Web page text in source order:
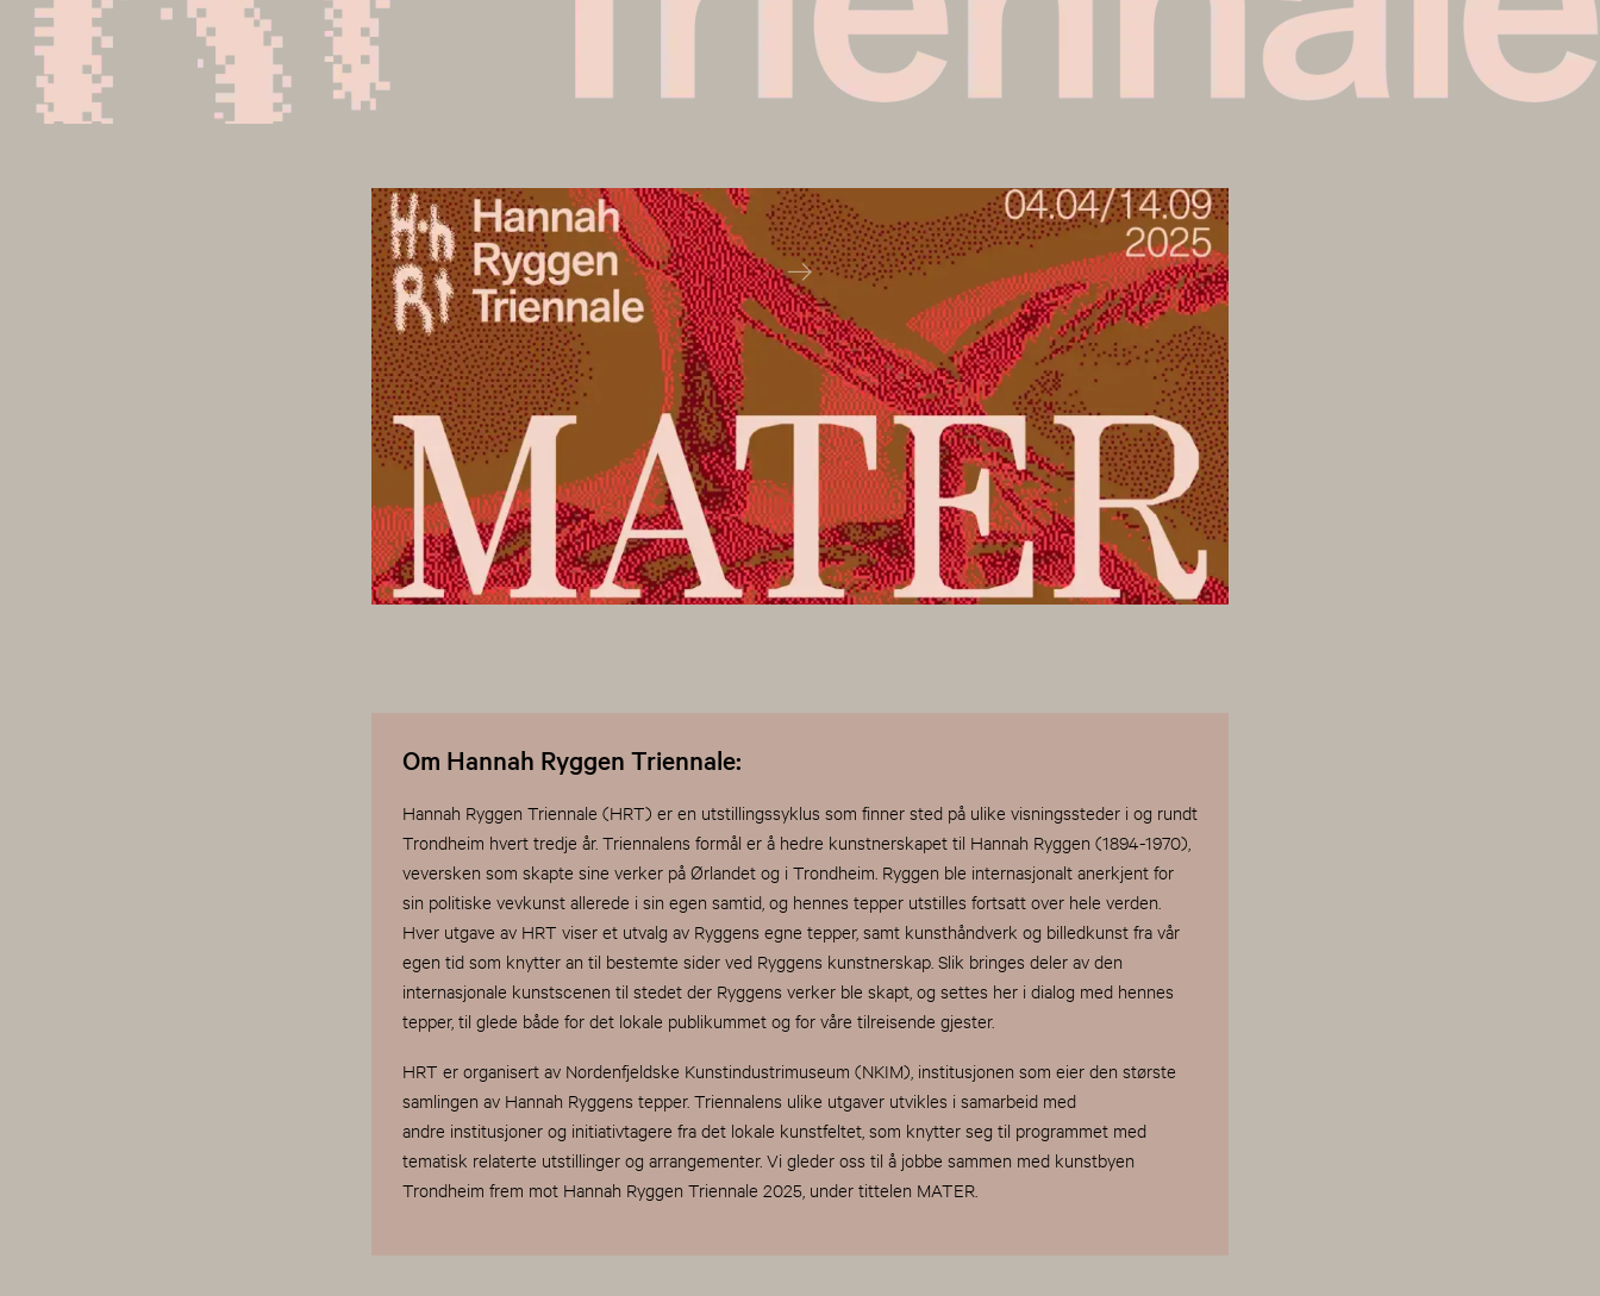
Om Hannah Ryggen Triennale:
Hannah Ryggen Triennale (HRT) er en utstillingssyklus som finner sted på ulike visningssteder i og rundt
Trondheim hvert tredje år. Triennalens formål er å hedre kunstnerskapet til Hannah Ryggen (1894-1970),
veversken som skapte sine verker på Ørlandet og i Trondheim. Ryggen ble internasjonalt anerkjent for
sin politiske vevkunst allerede i sin egen samtid, og hennes tepper utstilles fortsatt over hele verden.
Hver utgave av HRT viser et utvalg av Ryggens egne tepper, samt kunsthåndverk og billedkunst fra vår
egen tid som knytter an til bestemte sider ved Ryggens kunstnerskap. Slik bringes deler av den
internasjonale kunstscenen til stedet der Ryggens verker ble skapt, og settes her i dialog med hennes
tepper, til glede både for det lokale publikummet og for våre tilreisende gjester.
HRT er organisert av Nordenfjeldske Kunstindustrimuseum (NKIM), institusjonen som eier den største
samlingen av Hannah Ryggens tepper. Triennalens ulike utgaver utvikles i samarbeid med
andre institusjoner og initiativtagere fra det lokale kunstfeltet, som knytter seg til programmet med
tematisk relaterte utstillinger og arrangementer. Vi gleder oss til å jobbe sammen med kunstbyen
Trondheim frem mot Hannah Ryggen Triennale 2025, under tittelen MATER.